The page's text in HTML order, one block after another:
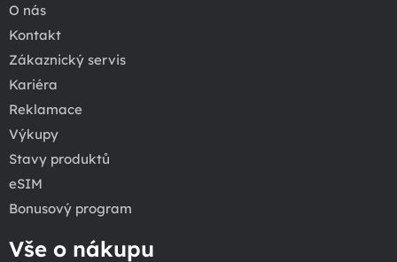
O nás
Kontakt
Zákaznický servis
Kariéra
Reklamace
Výkupy
Stavy produktů
eSIM
Bonusový program
Vše o nákupu